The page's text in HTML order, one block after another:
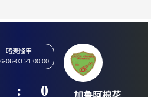
喀麦隆甲